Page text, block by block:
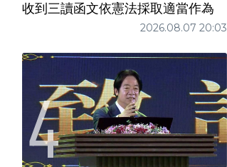
收到三讀函文依憲法採取適當作為
2026.08.07 20:03